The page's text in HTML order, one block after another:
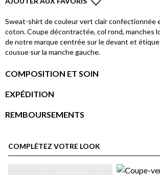
Sweat-shirt de couleur vert clair confectionnée
coton. Coupe décontractée, col rond, manches
de notre marque centrée sur le devant et
cousue sur la manche gauche.
COMPOSITION ET SOIN
EXPÉDITION
REMBOURSEMENTS
COMPLÉTEZ VOTRE LOOK